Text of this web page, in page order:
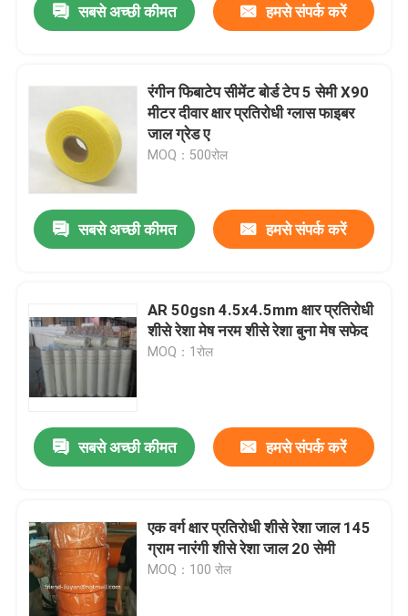
उत्पाद
हमारे बारे में
गुणवत्ता नियंत्रण
एक बोली का अनुरोध
Russian website
सबसे अच्छी कीमत हमसे संपर्क करें
रंगीन फिबाटेप सीमेंट बोर्ड टेप 5 सेमी X90
मीटर दीवार क्षार प्रतिरोधी ग्लास फाइबर
जाल ग्रेड ए
MOQ：500रोल
सबसे अच्छी कीमत हमसे संपर्क करें
AR 50gsn 4.5x4.5mm क्षार प्रतिरोधी
शीसे रेशा मेष नरम शीसे रेशा बुना मेष सफेद
MOQ：1रोल
सबसे अच्छी कीमत हमसे संपर्क करें
एक वर्ग क्षार प्रतिरोधी शीसे रेशा जाल 145
ग्राम नारंगी शीसे रेशा जाल 20 सेमी
MOQ：100 रोल